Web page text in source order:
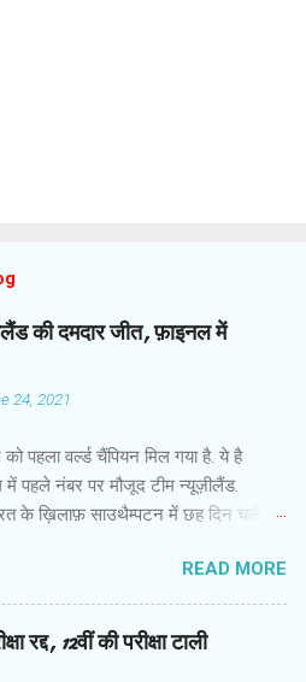
की दमदार जीत, फ़ाइनल में
24, 2021
पहला वर्ल्ड चैंपियन मिल गया है. ये है
में पहले नंबर पर मौजूद टीम न्यूज़ीलैंड.
के ख़िलाफ़ साउथैम्पटन में छह दिन चले
जीत हासिल की. बारिश से प्रभावित मैच के
के कमाल के बाद कप्तान केन विलियमसन
बल्लेबाज़ी की और आईसीसी वर्ल्ड
में इतिहास रच दिया . जीत के हीरो रहे
READ MORE
रद्द, 12वीं की परीक्षा टाली